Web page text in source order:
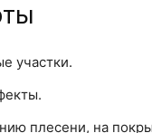
участки.
плесени, на